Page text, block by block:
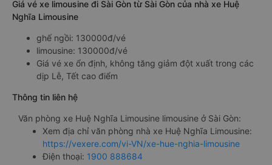
Giá vé xe limousine đi Sài Gòn từ Sài Gòn của nhà xe Huệ
Nghĩa Limousine
ghế ngồi: 130000đ/vé
limousine: 130000đ/vé
Giá vé xe ổn định, không tăng giảm đột xuất trong các
dịp Lễ, Tết cao điểm
Thông tin liên hệ
Văn phòng xe Huệ Nghĩa Limousine limousine ở Sài Gòn:
Xem địa chỉ văn phòng nhà xe Huệ Nghĩa Limousine:
https://vexere.com/vi-VN/xe-hue-nghia-limousine
Điện thoại: 1900 888684